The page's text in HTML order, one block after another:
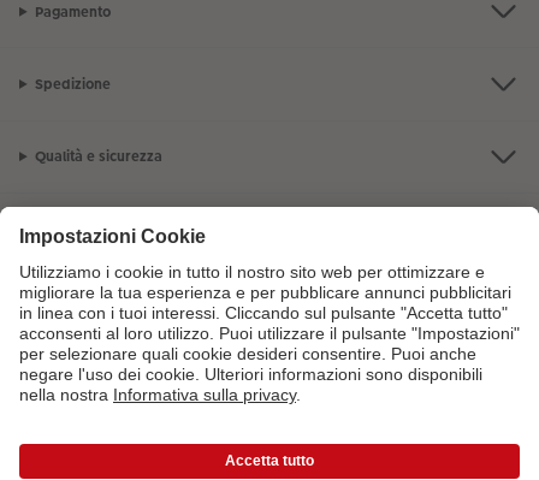
Pagamento
Spedizione
Qualità e sicurezza
Servizio clienti
L'azienda CEWE
I nostri prodotti
Per maggiori informazioni sui prodotti o sugli ordini puoi chiamarci al
800141005dal lunedì alla domenica 9:00 - 20:00